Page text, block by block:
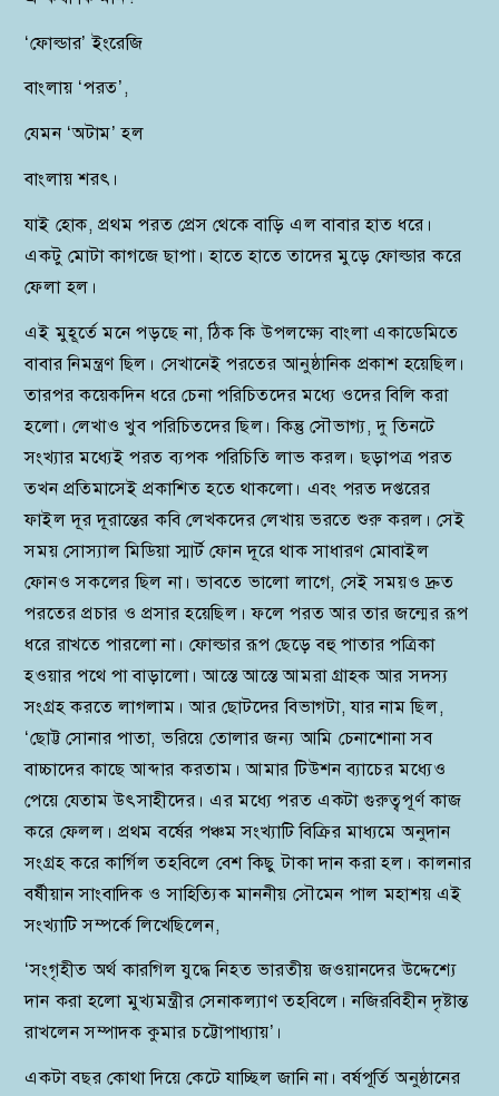
‘ফোল্ডার’ ইংরেজি
বাংলায় ‘পরত’,
যেমন ‘অটাম’ হল
বাংলায় শরৎ।
যাই হোক, প্রথম পরত প্রেস থেকে বাড়ি এল বাবার হাত ধরে।
একটু মোটা কাগজে ছাপা। হাতে হাতে তাদের মুড়ে ফোল্ডার করে
ফেলা হল।
এই মুহূর্তে মনে পড়ছে না, ঠিক কি উপলক্ষ্যে বাংলা একাডেমিতে
বাবার নিমন্ত্রণ ছিল। সেখানেই পরতের আনুষ্ঠানিক প্রকাশ হয়েছিল।
তারপর কয়েকদিন ধরে চেনা পরিচিতদের মধ্যে ওদের বিলি করা
হলো। লেখাও খুব পরিচিতদের ছিল। কিন্তু সৌভাগ্য, দু তিনটে
সংখ্যার মধ্যেই পরত ব্যপক পরিচিতি লাভ করল। ছড়াপত্র পরত
তখন প্রতিমাসেই প্রকাশিত হতে থাকলো। এবং পরত দপ্তরের
ফাইল দূর দূরান্তের কবি লেখকদের লেখায় ভরতে শুরু করল। সেই
সময় সোস্যাল মিডিয়া স্মার্ট ফোন দূরে থাক সাধারণ মোবাইল
ফোনও সকলের ছিল না। ভাবতে ভালো লাগে, সেই সময়ও দ্রুত
পরতের প্রচার ও প্রসার হয়েছিল। ফলে পরত আর তার জন্মের রূপ
ধরে রাখতে পারলো না। ফোল্ডার রূপ ছেড়ে বহু পাতার পত্রিকা
হওয়ার পথে পা বাড়ালো। আস্তে আস্তে আমরা গ্রাহক আর সদস্য
সংগ্রহ করতে লাগলাম। আর ছোটদের বিভাগটা, যার নাম ছিল,
‘ছোট্ট সোনার পাতা, ভরিয়ে তোলার জন্য আমি চেনাশোনা সব
বাচ্চাদের কাছে আব্দার করতাম। আমার টিউশন ব্যাচের মধ্যেও
পেয়ে যেতাম উৎসাহীদের। এর মধ্যে পরত একটা গুরুত্বপূর্ণ কাজ
করে ফেলল। প্রথম বর্ষের পঞ্চম সংখ্যাটি বিক্রির মাধ্যমে অনুদান
সংগ্রহ করে কার্গিল তহবিলে বেশ কিছু টাকা দান করা হল। কালনার
বর্ষীয়ান সাংবাদিক ও সাহিত্যিক মাননীয় সৌমেন পাল মহাশয় এই
সংখ্যাটি সম্পর্কে লিখেছিলেন,
‘সংগৃহীত অর্থ কারগিল যুদ্ধে নিহত ভারতীয় জওয়ানদের উদ্দেশ্যে
দান করা হলো মুখ্যমন্ত্রীর সেনাকল্যাণ তহবিলে। নজিরবিহীন দৃষ্টান্ত
রাখলেন সম্পাদক কুমার চট্টোপাধ্যায়’।
একটা বছর কোথা দিয়ে কেটে যাচ্ছিল জানি না। বর্ষপূর্তি অনুষ্ঠানের